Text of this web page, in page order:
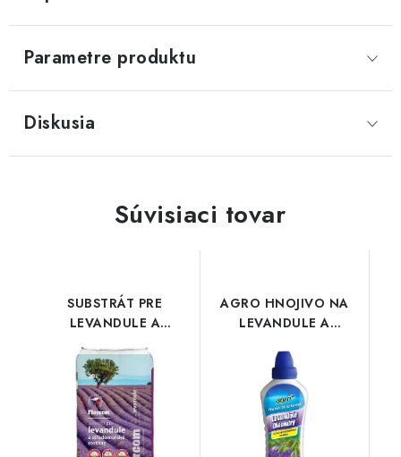
Parametre produktu
Diskusia
Súvisiaci tovar
SUBSTRÁT PRE
LEVANDULE A
STREDOMORSKÉ
RASTLINY 20
AGRO HNOJIVO NA
LEVANDULE A